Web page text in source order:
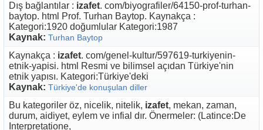
Dış bağlantılar : izafet. com/biyografiler/64150-prof-turhan-
baytop. html Prof. Turhan Baytop. Kaynakça :
Kategori:1920 doğumlular Kategori:1987
Kaynak: Turhan Baytop
Kaynakça : izafet. com/genel-kultur/597619-turkiyenin-
etnik-yapisi. html Resmi ve bilimsel açıdan Türkiye'nin
etnik yapısı. Kategori:Türkiye'deki
Kaynak: Türkiye'de konuşulan diller
Bu kategoriler öz, nicelik, nitelik, izafet, mekan, zaman,
durum, aidiyet, eylem ve infial dır. Önermeler: (Latince:De
Interpretatione,